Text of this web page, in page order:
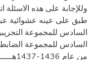
وللإجابة على هذه الاسئلة
السادس للمجموعة
من